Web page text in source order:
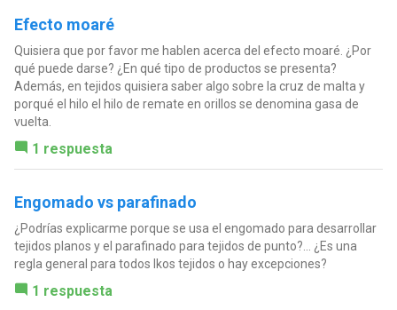
Efecto moaré
Quisiera que por favor me hablen acerca del efecto moaré. ¿Por
qué puede darse? ¿En qué tipo de productos se presenta?
Además, en tejidos quisiera saber algo sobre la cruz de malta y
porqué el hilo el hilo de remate en orillos se denomina gasa de
vuelta.
1 respuesta
Engomado vs parafinado
¿Podrías explicarme porque se usa el engomado para desarrollar
tejidos planos y el parafinado para tejidos de punto?... ¿Es una
regla general para todos lkos tejidos o hay excepciones?
1 respuesta